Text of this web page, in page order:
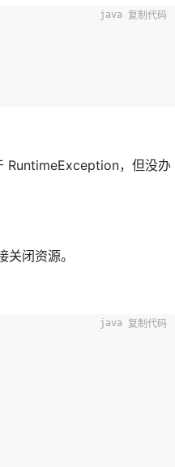
复制代码
RuntimeException，但没办
闭资源。
复制代码